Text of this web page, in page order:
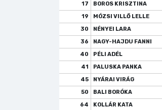
17
BOROS KRISZTINA
19
MÓZSI VILLŐ LELLE
30
NÉNYEI LARA
36
NAGY-HAJDU FANNI
40
PÉLI ADÉL
41
PALUSKA PANKA
45
NYÁRAI VIRÁG
50
BALI BORÓKA
64
KOLLÁR KATA